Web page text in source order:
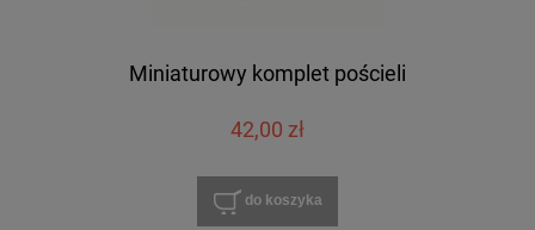
Miniaturowy komplet pościeli
42,00 zł
do koszyka